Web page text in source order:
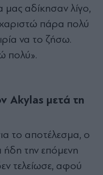
αδίκησαν λίγο,
πάρα πολύ
να το ζήσω.
πολύ».
Akylas μετά τη
το αποτέλεσμα, ο
ήδη την επόμενη
τελείωσε, αφού